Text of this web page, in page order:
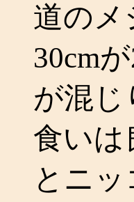
道のメ
30cm
が混じ
食いは
とニ